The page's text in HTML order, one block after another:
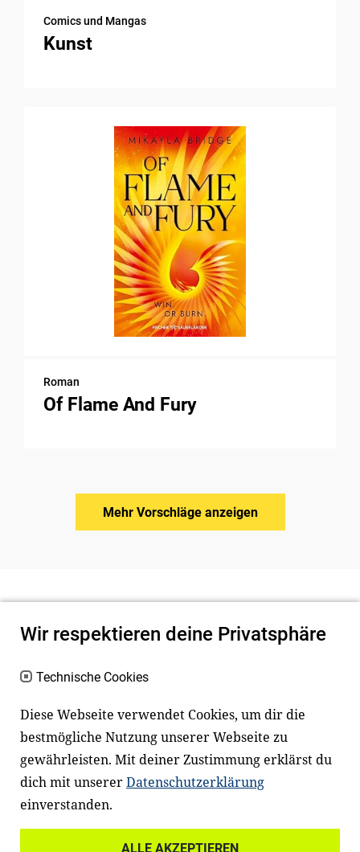
Comics und Mangas
Kunst
Roman
Of Flame And Fury
Mehr Vorschläge anzeigen
Newsletter
Facebook LinkedIn
Wir respektieren deine Privatsphäre
Technische Cookies
Diese Webseite verwendet Cookies, um dir die
bestmögliche Nutzung unserer Webseite zu
gewährleisten. Mit deiner Zustimmung erklärst du
dich mit unsererDatenschutzerklärung
einverstanden.
ALLE AKZEPTIEREN